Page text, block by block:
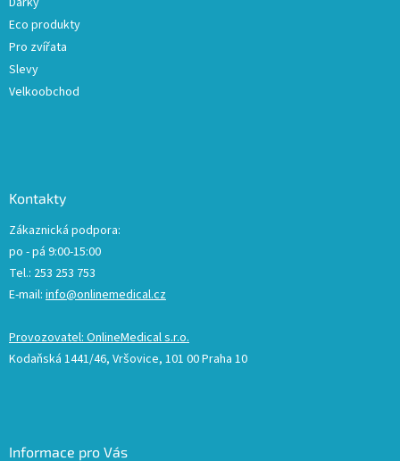
Eco produkty
Pro zvířata
Slevy
Velkoobchod
Kontakty
Zákaznická podpora:
po - pá 9:00-15:00
Tel.: 253 253 753
E-mail: info@onlinemedical.cz
Provozovatel: OnlineMedical s.r.o.
Kodaňská 1441/46, Vršovice, 101 00 Praha 10
Informace pro Vás